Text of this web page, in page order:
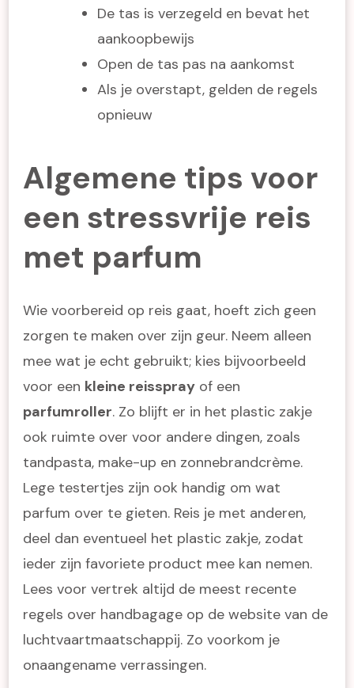
De tas is verzegeld en bevat het
aankoopbewijs
Open de tas pas na aankomst
Als je overstapt, gelden de regels
opnieuw
Algemene tips voor
een stressvrije reis
met parfum
Wie voorbereid op reis gaat, hoeft zich geen
zorgen te maken over zijn geur. Neem alleen
mee wat je echt gebruikt; kies bijvoorbeeld
voor een kleine reisspray of een
parfumroller. Zo blijft er in het plastic zakje
ook ruimte over voor andere dingen, zoals
tandpasta, make-up en zonnebrandcrème.
Lege testertjes zijn ook handig om wat
parfum over te gieten. Reis je met anderen,
deel dan eventueel het plastic zakje, zodat
ieder zijn favoriete product mee kan nemen.
Lees voor vertrek altijd de meest recente
regels over handbagage op de website van de
luchtvaartmaatschappij. Zo voorkom je
onaangename verrassingen.